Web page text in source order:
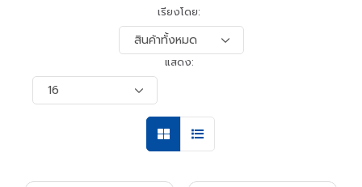
เรียงโดย:
แสดง: